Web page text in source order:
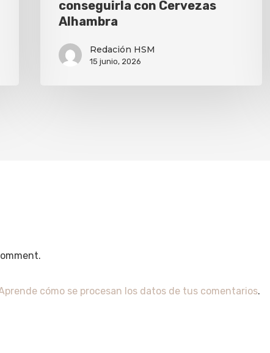
conseguirla con Cervezas
Alhambra
Redación HSM
15 junio, 2026
cómo se procesan los datos de tus comentarios.